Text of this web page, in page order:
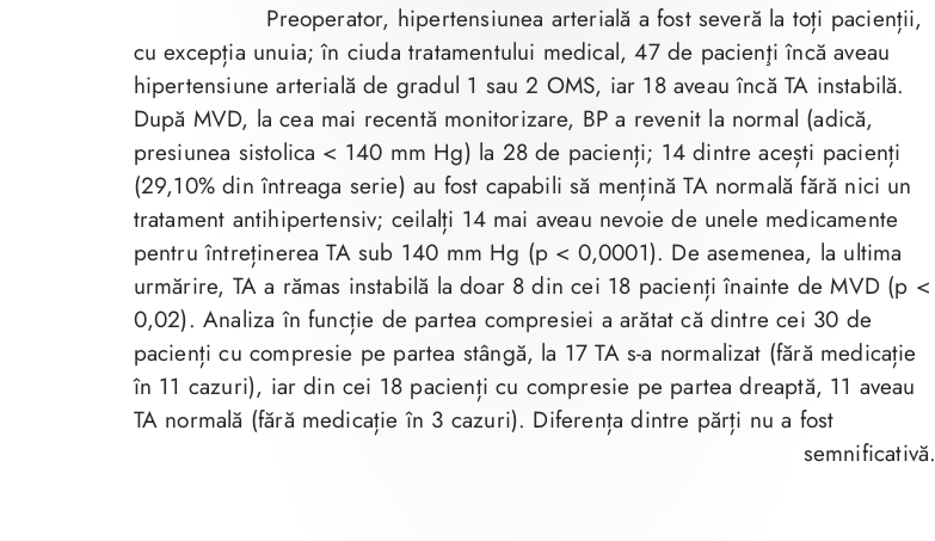
Preoperator, hipertensiunea arterială a fost severă la toți pacienții,
cu excepția unuia; în ciuda tratamentului medical, 47 de pacienţi încă aveau
hipertensiune arterială de gradul 1 sau 2 OMS, iar 18 aveau încă TA instabilă.
După MVD, la cea mai recentă monitorizare, BP a revenit la normal (adică,
presiunea sistolica < 140 mm Hg) la 28 de pacienți; 14 dintre acești pacienți
(29,10% din întreaga serie) au fost capabili să mențină TA normală fără nici un
tratament antihipertensiv; ceilalți 14 mai aveau nevoie de unele medicamente
pentru întreținerea TA sub 140 mm Hg (p < 0,0001). De asemenea, la ultima
urmărire, TA a rămas instabilă la doar 8 din cei 18 pacienți înainte de MVD (p <
0,02). Analiza în funcție de partea compresiei a arătat că dintre cei 30 de
pacienți cu compresie pe partea stângă, la 17 TA s-a normalizat (fără medicație
în 11 cazuri), iar din cei 18 pacienți cu compresie pe partea dreaptă, 11 aveau
TA normală (fără medicație în 3 cazuri). Diferența dintre părți nu a fost
semnificativă.